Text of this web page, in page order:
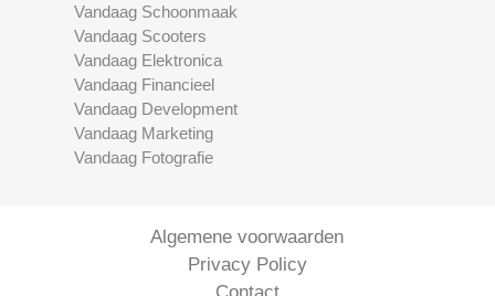
Vandaag Schoonmaak
Vandaag Scooters
Vandaag Elektronica
Vandaag Financieel
Vandaag Development
Vandaag Marketing
Vandaag Fotografie
Algemene voorwaarden
Privacy Policy
Contact